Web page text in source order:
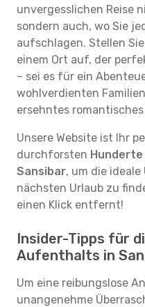
unvergesslichen Reise
sondern auch, wo Sie
aufschlagen. Stellen
einem Ort auf, der
– sei es für ein
wohlverdienten
ersehntes
Unsere Website ist Ihr
durchforsten
Sansibar, um die
nächsten Urlaub zu
einen Klick entfernt!
Insider-Tipps für
Aufenthalts in
Um eine reibungslose
unangenehme